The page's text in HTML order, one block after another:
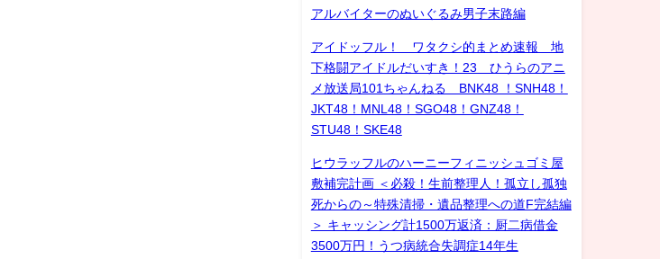
アルバイターのぬいぐるみ男子末路編
アイドッフル！ ワタクシ的まとめ速報 地
下格闘アイドルだいすき！23 ひうらのアニ
メ放送局101ちゃんねる BNK48 ！SNH48！
JKT48！MNL48！SGO48！GNZ48！
STU48！SKE48
ヒウラッフルのハーニーフィニッシュゴミ屋
敷補完計画 ＜必殺！生前整理人！孤立し孤独
死からの～特殊清掃・遺品整理への道F完結編
＞ キャッシング計1500万返済：厨二病借金
3500万円！うつ病統合失調症14年生